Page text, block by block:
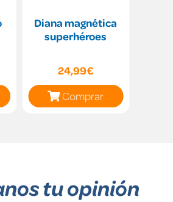
Diana magnética
superhéroes
24,99€
Comprar
tu opinión